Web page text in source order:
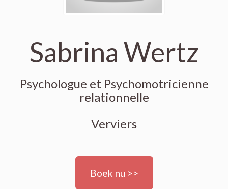
Sabrina Wertz
Psychologue et Psychomotricienne
relationnelle
Verviers
Boek nu >>